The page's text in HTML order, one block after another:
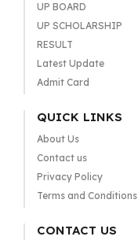
UP BOARD
UP SCHOLARSHIP
RESULT
Latest Update
Admit Card
QUICK LINKS
About Us
Contact us
Privacy Policy
Terms and Conditions
CONTACT US